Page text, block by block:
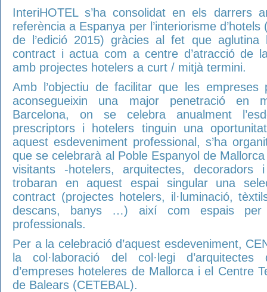
InteriHOTEL s’ha consolidat en els darrers
referència a Espanya per l’interiorisme
de l’edició 2015) gràcies al fet que aglutina
contract i actua com a centre d’atracció de
amb projectes hotelers a curt / mitjà termini.
Amb l’objectiu de facilitar que les empreses
aconsegueixin una major penetració en
Barcelona, ​​on se celebra anualment
prescriptors i hotelers tinguin una
aquest esdeveniment professional, s’ha
que se celebrarà al Poble Espanyol de
visitants -hotelers, arquitectes, decoradors
trobaran en aquest espai singular una
contract (projectes hotelers, il·luminació,
descans, banys …) així com espais per
professionals.
Per a la celebració d’aquest esdeveniment,
la col·laboració del col·legi
d’empreses hoteleres de Mallorca i el Centre
de Balears (CETEBAL).